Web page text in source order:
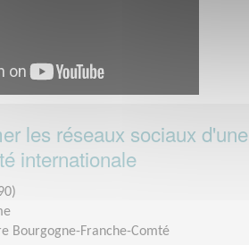
les réseaux sociaux d'une
internationale
Bourgogne-Franche-Comté